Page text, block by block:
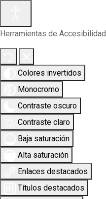
Herramientas de Accesibilidad
Colores invertidos
Monocromo
Contraste oscuro
Contraste claro
Baja saturación
Alta saturación
Enlaces destacados
Títulos destacados